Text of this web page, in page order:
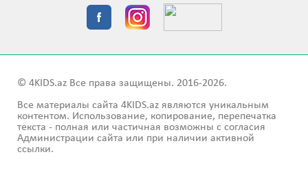
© 4KIDS.az Все права защищены. 2016-2026.
Все материалы сайта 4KIDS.az являются уникальным
контентом. Использование, копирование, перепечатка
текста - полная или частичная возможны с согласия
Администрации сайта или при наличии активной
ссылки.